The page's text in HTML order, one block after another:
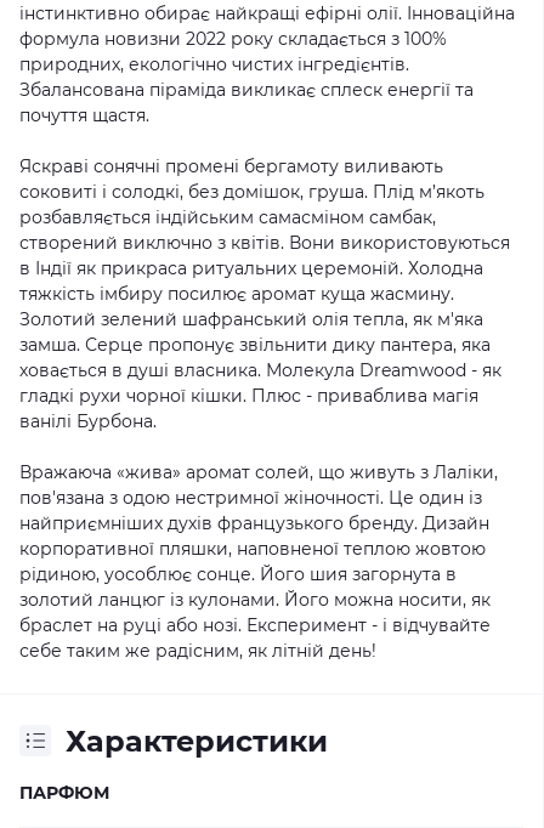
інстинктивно обирає найкращі ефірні олії. Інноваційна
формула новизни 2022 року складається з 100%
природних, екологічно чистих інгредієнтів.
Збалансована піраміда викликає сплеск енергії та
почуття щастя.
Яскраві сонячні промені бергамоту виливають
соковиті і солодкі, без домішок, груша. Плід м’якоть
розбавляється індійським самасміном самбак,
створений виключно з квітів. Вони використовуються
в Індії як прикраса ритуальних церемоній. Холодна
тяжкість імбиру посилює аромат куща жасмину.
Золотий зелений шафранський олія тепла, як м'яка
замша. Серце пропонує звільнити дику пантера, яка
ховається в душі власника. Молекула Dreamwood - як
гладкі рухи чорної кішки. Плюс - приваблива магія
ванілі Бурбона.
Вражаюча «жива» аромат солей, що живуть з Лаліки,
пов'язана з одою нестримної жіночності. Це один із
найприємніших духів французького бренду. Дизайн
корпоративної пляшки, наповненої теплою жовтою
рідиною, уособлює сонце. Його шия загорнута в
золотий ланцюг із кулонами. Його можна носити, як
браслет на руці або нозі. Експеримент - і відчувайте
себе таким же радісним, як літній день!
Характеристики
ПАРФЮМ